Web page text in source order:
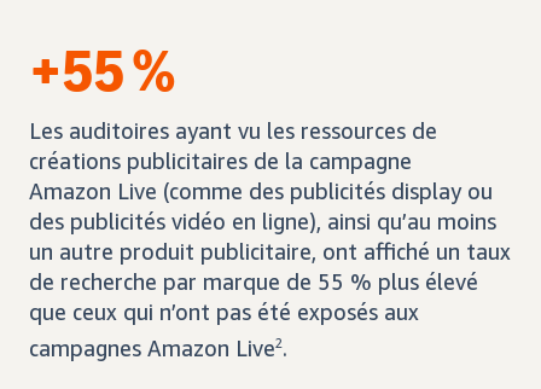
+55 %
Les auditoires ayant vu les ressources de
créations publicitaires de la campagne
Amazon Live (comme des publicités display ou
des publicités vidéo en ligne), ainsi qu’au moins
un autre produit publicitaire, ont affiché un taux
de recherche par marque de 55 % plus élevé
que ceux qui n’ont pas été exposés aux
campagnes Amazon Live2.